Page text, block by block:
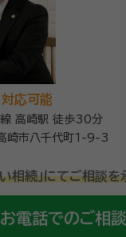
めました。 『あの行
決してくれる』とい
書士になる事が目標です
崎市を中心に群馬県
します。難しくて、
任せ下さい。
政書士会 （一社）高崎法
応可能
高崎駅 徒歩30分
崎市八千代町1-9-3
相続」にてご相談
お電話でのご相談